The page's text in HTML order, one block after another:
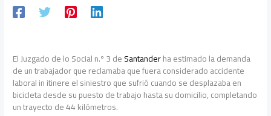
El Juzgado de lo Social n.º 3 deSantanderha estimado la demanda
de un trabajador que reclamaba que fuera considerado accidente
laboral in itinere el siniestro que sufrió cuando se desplazaba en
bicicleta desde su puesto de trabajo hasta su domicilio, completando
un trayecto de 44 kilómetros.